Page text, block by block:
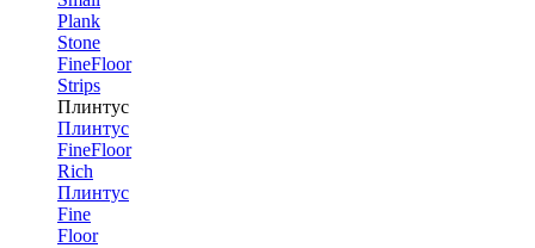
Plank
Stone
FineFloor
Strips
Плинтус
Плинтус
FineFloor
Rich
Плинтус
Fine
Floor